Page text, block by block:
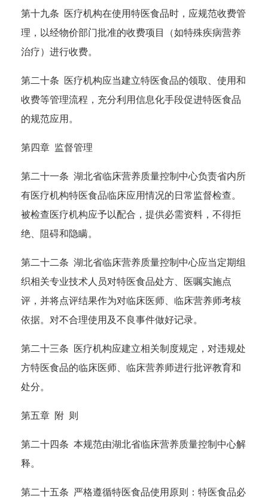
第十九条 医疗机构在使用特医食品时，应规范收费管
理，以经物价部门批准的收费项目（如特殊疾病营养
治疗）进行收费。
第二十条 医疗机构应当建立特医食品的领取、使用和
收费等管理流程，充分利用信息化手段促进特医食品
的规范应用。
第四章 监督管理
第二十一条 湖北省临床营养质量控制中心负责省内所
有医疗机构特医食品临床应用情况的日常监督检查。
被检查医疗机构应予以配合，提供必需资料，不得拒
绝、阻碍和隐瞒。
第二十二条 湖北省临床营养质量控制中心应当定期组
织相关专业技术人员对特医食品处方、医嘱实施点
评，并将点评结果作为对临床医师、临床营养师考核
依据。对不合理使用及不良事件做好记录。
第二十三条 医疗机构应建立相关制度规定，对违规处
方特医食品的临床医师、临床营养师进行批评教育和
处分。
第五章 附 则
第二十四条 本规范由湖北省临床营养质量控制中心解
释。
第二十五条 严格遵循特医食品使用原则：特医食品必